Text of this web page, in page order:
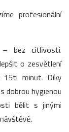
profesionální
bez citlivosti.
o zesvětlení
minut. Díky
dobrou hygienou
bělit s jinými